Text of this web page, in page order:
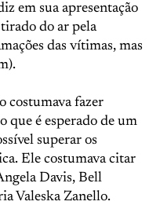
em sua apresentação
do ar pela
das vítimas, mas
costumava fazer
que é esperado de um
superar os
Ele costumava citar
Davis, Bell
Valeska Zanello.